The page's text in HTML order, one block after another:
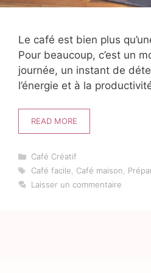
Le café est bien plus
Pour beaucoup, c’est un
journée, un instant de
l’énergie et à la
READ MORE
Catégories
Café Créatif
Étiquettes
Café facile, Café maison,
Laisser un commentaire